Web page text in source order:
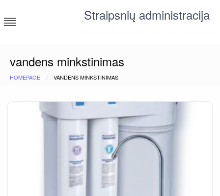
to
content
Straipsnių administracija
vandens minkstinimas
HOMEPAGE VANDENS MINKSTINIMAS